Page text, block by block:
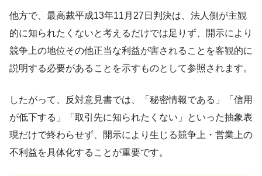
他方で、最高裁平成13年11月27日判決は、法人側が主観
的に知られたくないと考えるだけでは足りず、開示により
競争上の地位その他正当な利益が害されることを客観的に
説明する必要があることを示すものとして参照されます。
したがって、反対意見書では、「秘密情報である」「信用
が低下する」「取引先に知られたくない」といった抽象表
現だけで終わらせず、開示により生じる競争上・営業上の
不利益を具体化することが重要です。